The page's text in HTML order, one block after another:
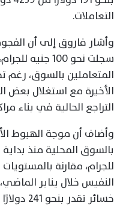
التعاملات.
وأشار فاروق إلى أن
سجلت نحو 100
المتعاملين بالسوق، رغم
الأخيرة مع استغلال بعض
التراجع الحالية في بناء
وأضاف أن موجة الهبوط
للجرام، مقارنة
النفيس خلال يناير
خسائر تقدر بنحو 241 دولارًا منذ بداية العام الجاري.